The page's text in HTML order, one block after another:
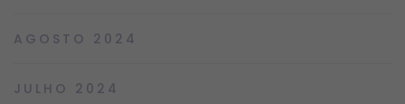
AGOSTO 2024
JULHO 2024